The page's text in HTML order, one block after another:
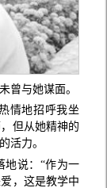
曾与她谋面。
情地招呼我坐
但从她精神的
活力。
地说：“作为一
，这是教学中